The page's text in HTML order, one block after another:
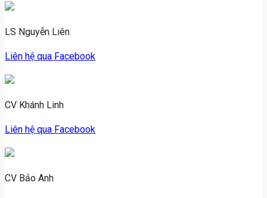
liên
LS Nguyễn Liên
Liên hệ qua Facebook
CV Khánh Linh
Liên hệ qua Facebook
CV Bảo Anh